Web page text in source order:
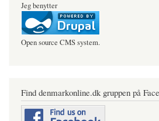
Jeg benytter
Open source CMS system.
Find denmarkonline.dk gruppen på